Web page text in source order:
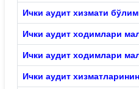
Ички аудит хизмати
Ички аудит ходимлари
Ички аудит ходимлари
Ички аудит